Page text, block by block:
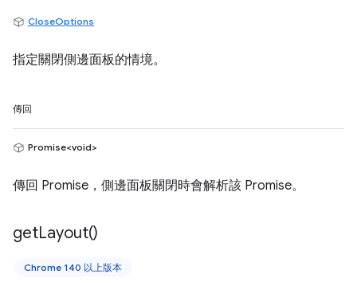
CloseOptions
指定關閉側邊面板的情境。
傳回
Promise<void>
傳回 Promise，側邊面板關閉時會解析該 Promise。
getLayout()
Chrome 140 以上版本